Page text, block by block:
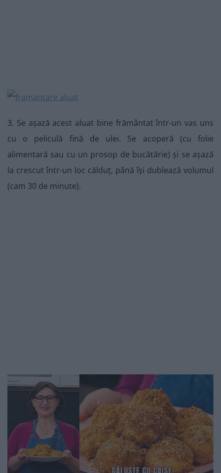
3. Se așază acest aluat bine frământat într-un vas uns
cu o peliculă fină de ulei. Se acoperă (cu folie
alimentară sau cu un prosop de bucătărie) și se așază
la crescut într-un loc călduț, până își dublează volumul
(cam 30 de minute).